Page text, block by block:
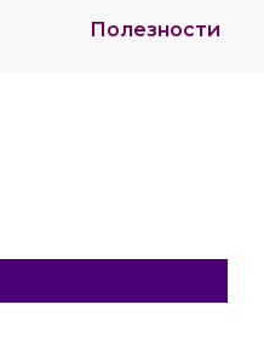
Полезности